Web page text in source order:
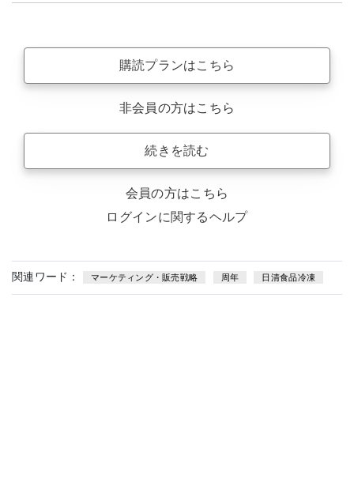
購読プランはこちら
非会員の方はこちら
続きを読む
会員の方はこちら
ログインに関するヘルプ
関連ワード： マーケティング・販売戦略 周年 日清食品冷凍